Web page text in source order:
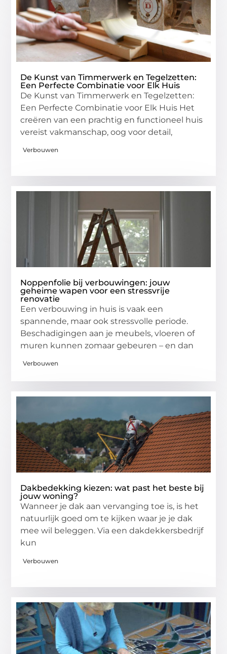
De Kunst van Timmerwerk en Tegelzetten:
Een Perfecte Combinatie voor Elk Huis
De Kunst van Timmerwerk en Tegelzetten:
Een Perfecte Combinatie voor Elk Huis Het
creëren van een prachtig en functioneel huis
vereist vakmanschap, oog voor detail,
Verbouwen
Noppenfolie bij verbouwingen: jouw
geheime wapen voor een stressvrije
renovatie
Een verbouwing in huis is vaak een
spannende, maar ook stressvolle periode.
Beschadigingen aan je meubels, vloeren of
muren kunnen zomaar gebeuren – en dan
Verbouwen
Dakbedekking kiezen: wat past het beste bij
jouw woning?
Wanneer je dak aan vervanging toe is, is het
natuurlijk goed om te kijken waar je je dak
mee wil beleggen. Via een dakdekkersbedrijf
kun
Verbouwen